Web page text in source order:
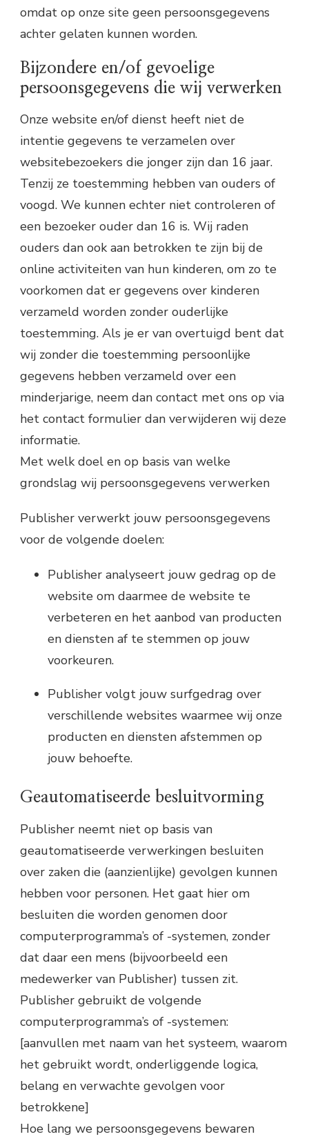
omdat op onze site geen persoonsgegevens
achter gelaten kunnen worden.
Bijzondere en/of gevoelige
persoonsgegevens die wij verwerken
Onze website en/of dienst heeft niet de
intentie gegevens te verzamelen over
websitebezoekers die jonger zijn dan 16 jaar.
Tenzij ze toestemming hebben van ouders of
voogd. We kunnen echter niet controleren of
een bezoeker ouder dan 16 is. Wij raden
ouders dan ook aan betrokken te zijn bij de
online activiteiten van hun kinderen, om zo te
voorkomen dat er gegevens over kinderen
verzameld worden zonder ouderlijke
toestemming. Als je er van overtuigd bent dat
wij zonder die toestemming persoonlijke
gegevens hebben verzameld over een
minderjarige, neem dan contact met ons op via
het contact formulier dan verwijderen wij deze
informatie.
Met welk doel en op basis van welke
grondslag wij persoonsgegevens verwerken
Publisher verwerkt jouw persoonsgegevens
voor de volgende doelen:
Publisher analyseert jouw gedrag op de
website om daarmee de website te
verbeteren en het aanbod van producten
en diensten af te stemmen op jouw
voorkeuren.
Publisher volgt jouw surfgedrag over
verschillende websites waarmee wij onze
producten en diensten afstemmen op
jouw behoefte.
Geautomatiseerde besluitvorming
Publisher neemt niet op basis van
geautomatiseerde verwerkingen besluiten
over zaken die (aanzienlijke) gevolgen kunnen
hebben voor personen. Het gaat hier om
besluiten die worden genomen door
computerprogramma’s of -systemen, zonder
dat daar een mens (bijvoorbeeld een
medewerker van Publisher) tussen zit.
Publisher gebruikt de volgende
computerprogramma’s of -systemen:
[aanvullen met naam van het systeem, waarom
het gebruikt wordt, onderliggende logica,
belang en verwachte gevolgen voor
betrokkene]
Hoe lang we persoonsgegevens bewaren